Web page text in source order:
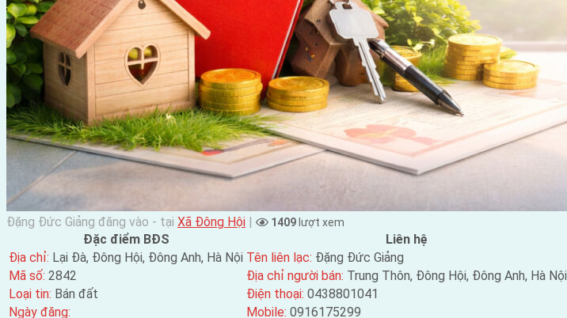
Đặng Đức Giảng đăng vào - tại Xã Đông Hội | 1409 lượt xem
Đặc điểm BĐS
Liên hệ
Địa chỉ: Lại Đà, Đông Hội, Đông Anh, Hà Nội Tên liên lạc: Đặng Đức Giảng
Mã số: 2842 Địa chỉ người bán: Trung Thôn, Đông Hội, Đông Anh, Hà Nội
Loại tin: Bán đất Điện thoại: 0438801041
Ngày đăng:
Mobile: 0916175299